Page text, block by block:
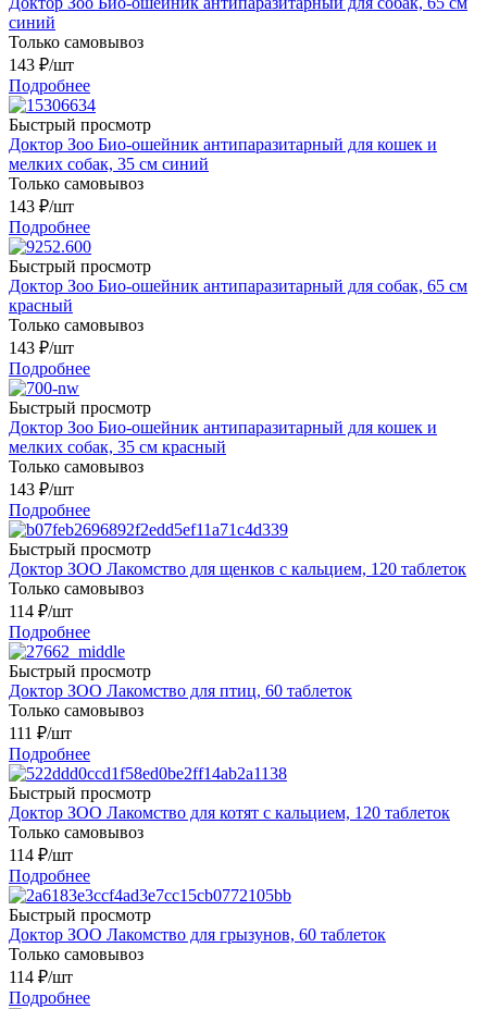
синий
Только самовывоз
143 ₽/шт
Подробнее
Быстрый просмотр
Доктор Зоо Био-ошейник антипаразитарный для кошек и
мелких собак, 35 см синий
Только самовывоз
143 ₽/шт
Подробнее
Быстрый просмотр
Доктор Зоо Био-ошейник антипаразитарный для собак, 65 см
красный
Только самовывоз
143 ₽/шт
Подробнее
Быстрый просмотр
Доктор Зоо Био-ошейник антипаразитарный для кошек и
мелких собак, 35 см красный
Только самовывоз
143 ₽/шт
Подробнее
Быстрый просмотр
Доктор ЗОО Лакомство для щенков с кальцием, 120 таблеток
Только самовывоз
114 ₽/шт
Подробнее
Быстрый просмотр
Доктор ЗОО Лакомство для птиц, 60 таблеток
Только самовывоз
111 ₽/шт
Подробнее
Быстрый просмотр
Доктор ЗОО Лакомство для котят с кальцием, 120 таблеток
Только самовывоз
114 ₽/шт
Подробнее
Быстрый просмотр
Доктор ЗОО Лакомство для грызунов, 60 таблеток
Только самовывоз
114 ₽/шт
Подробнее